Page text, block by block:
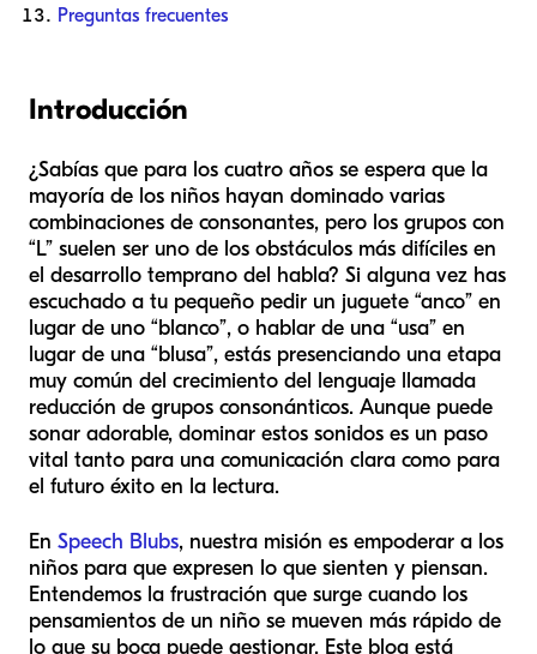
Preguntas frecuentes
Introducción
¿Sabías que para los cuatro años se espera que la
mayoría de los niños hayan dominado varias
combinaciones de consonantes, pero los grupos con
“L” suelen ser uno de los obstáculos más difíciles en
el desarrollo temprano del habla? Si alguna vez has
escuchado a tu pequeño pedir un juguete “anco” en
lugar de uno “blanco”, o hablar de una “usa” en
lugar de una “blusa”, estás presenciando una etapa
muy común del crecimiento del lenguaje llamada
reducción de grupos consonánticos. Aunque puede
sonar adorable, dominar estos sonidos es un paso
vital tanto para una comunicación clara como para
el futuro éxito en la lectura.
En Speech Blubs, nuestra misión es empoderar a los
niños para que expresen lo que sienten y piensan.
Entendemos la frustración que surge cuando los
pensamientos de un niño se mueven más rápido de
lo que su boca puede gestionar. Este blog está